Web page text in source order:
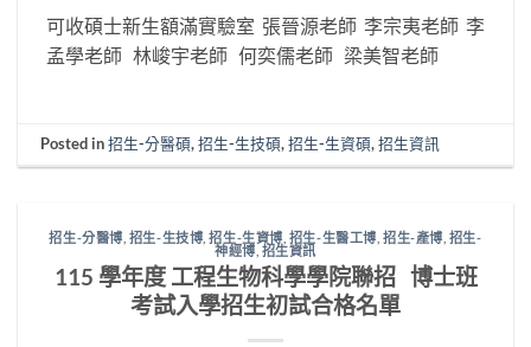
可收碩士新生額滿實驗室 張晉源老師 李宗夷老師 李
孟學老師 林峻宇老師 何奕儒老師 梁美智老師
Posted in招生-分醫碩,招生-生技碩,招生-生資碩,招生資訊
招生-分醫博, 招生-生技博,招生-生資博, 招生-生醫工博, 招生-產博, 招生-
神經博, 招生資訊
115 學年度 工程生物科學學院聯招 博士班
考試入學招生初試合格名單